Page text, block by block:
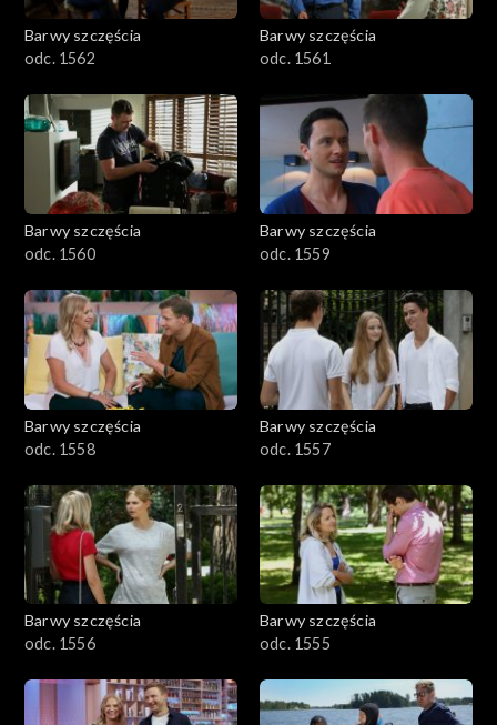
Barwy szczęścia
odc. 1562
Barwy szczęścia
odc. 1561
Barwy szczęścia
odc. 1560
Barwy szczęścia
odc. 1559
Barwy szczęścia
odc. 1558
Barwy szczęścia
odc. 1557
Barwy szczęścia
odc. 1556
Barwy szczęścia
odc. 1555